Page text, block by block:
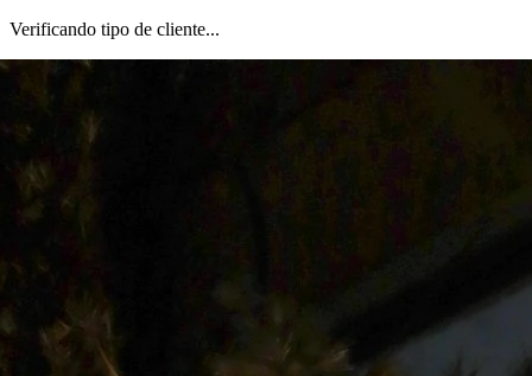
Verificando tipo de cliente...